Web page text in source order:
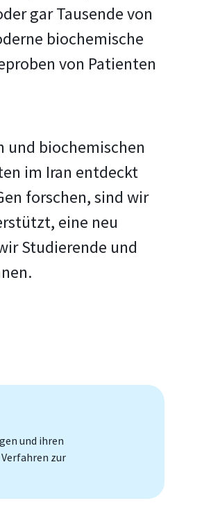
gar Tausende von
biochemische
von Patienten
und biochemischen
im Iran entdeckt
forschen, sind wir
eine neu
Studierende und
und ihren
zur